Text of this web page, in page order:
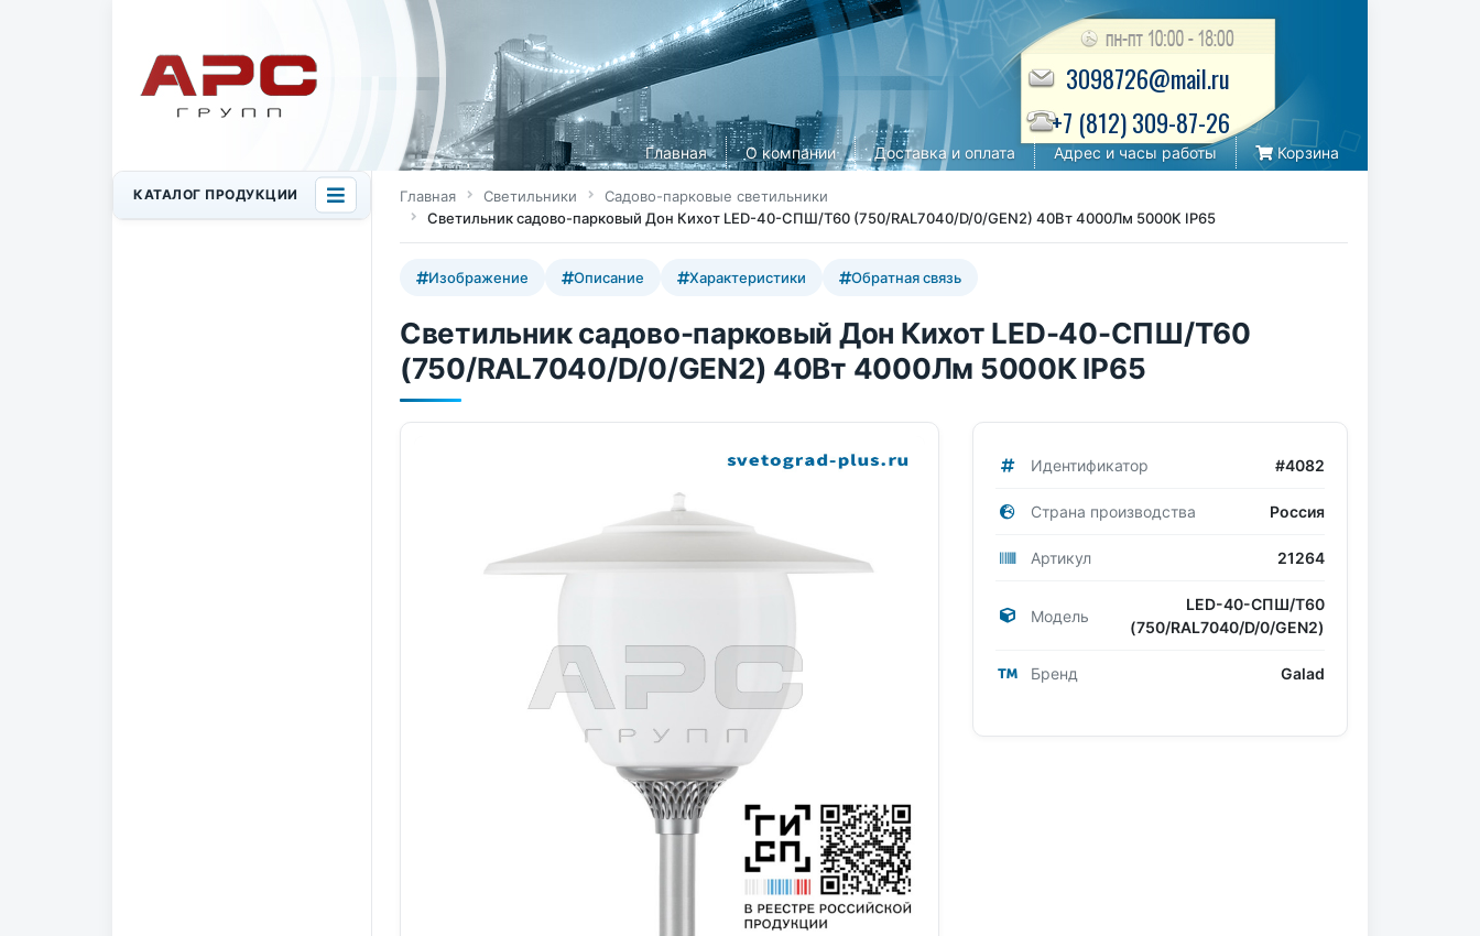
Главная О компании Доставка и оплата Адрес и часы работы Корзина
3098726@mail.ru
+7 (812) 309-87-26
КАТАЛОГ ПРОДУКЦИИ Главная Светильники
Садово-парковые светильники
Светильник садово-парковый Дон Кихот LED-40-СПШ/Т60 (750/RAL7040/D/0/GEN2) 40Вт 4000Лм 5000К IP65
Изображение Описание Характеристики Обратная связь
Светильник садово-парковый Дон Кихот LED-40-СПШ/Т60
(750/RAL7040/D/0/GEN2) 40Вт 4000Лм 5000К IP65
Идентификатор #4082
Страна производства Россия
Артикул 21264
Модель
LED-40-СПШ/Т60
(750/RAL7040/D/0/GEN2)
Бренд Galad